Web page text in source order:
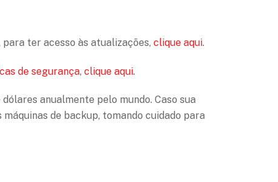
ter acesso às atualizações, clique aqui.
de segurança, clique aqui.
anualmente pelo mundo. Caso sua
de backup, tomando cuidado para